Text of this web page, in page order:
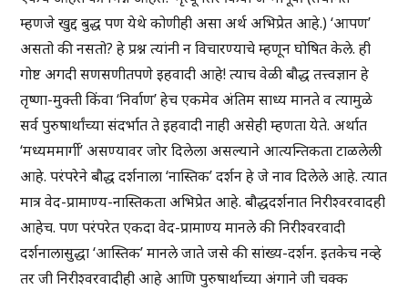
म्हणजे खुद्द बुद्ध पण येथे कोणीही असा अर्थ अभिप्रेत आहे.) ‘आपण’
असतो की नसतो? हे प्रश्न त्यांनी न विचारण्याचे म्हणून घोषित केले. ही
गोष्ट अगदी सणसणीतपणे इहवादी आहे! त्याच वेळी बौद्ध तत्त्वज्ञान हे
तृष्णा-मुक्ती किंवा ‘निर्वाण’ हेच एकमेव अंतिम साध्य मानते व त्यामुळे
सर्व पुरुषार्थांच्या संदर्भात ते इहवादी नाही असेही म्हणता येते. अर्थात
‘मध्यममार्गी’ असण्यावर जोर दिलेला असल्याने आत्यन्तिकता टाळलेली
आहे. परंपरेने बौद्ध दर्शनाला ‘नास्तिक’ दर्शन हे जे नाव दिलेले आहे. त्यात
मात्र वेद-प्रामाण्य-नास्तिकता अभिप्रेत आहे. बौद्धदर्शनात निरीश्वरवादही
आहेच. पण परंपरेत एकदा वेद-प्रामाण्य मानले की निरीश्वरवादी
दर्शनालासुद्धा ‘आस्तिक’ मानले जाते जसे की सांख्य-दर्शन. इतकेच नव्हे
तर जी निरीश्वरवादीही आहे आणि पुरुषार्थाच्या अंगाने जी चक्क